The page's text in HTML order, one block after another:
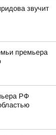
звучит
премьера
РФ